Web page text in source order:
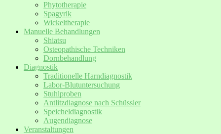
Phytotherapie
Spagyrik
Wickeltherapie
Manuelle Behandlungen
Shiatsu
Osteopathische Techniken
Dornbehandlung
Diagnostik
Traditionelle Harndiagnostik
Labor-Blutuntersuchung
Stuhlproben
Antlitzdiagnose nach Schüssler
Speicheldiagnostik
Augendiagnose
Veranstaltungen